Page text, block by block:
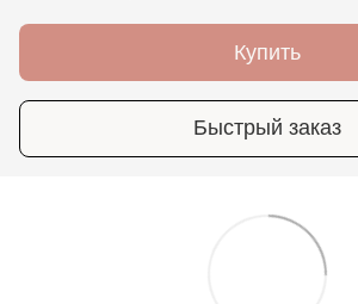
Купить
Быстрый заказ